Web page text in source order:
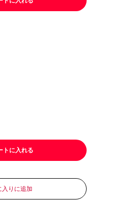
ドリンクカップ・ストロー
トに入れる
入りに追加